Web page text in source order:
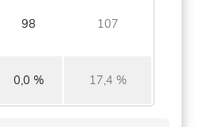
98 107
0,0 % 17,4 %